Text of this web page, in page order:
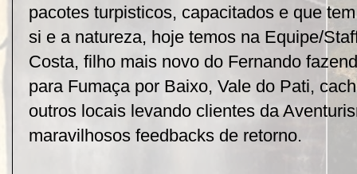
pacotes turpisticos, capacitados e que
si e a natureza, hoje temos na Equipe/
Costa, filho mais novo do Fernando
para Fumaça por Baixo, Vale do Pati,
outros locais levando clientes da
maravilhosos feedbacks de retorno.